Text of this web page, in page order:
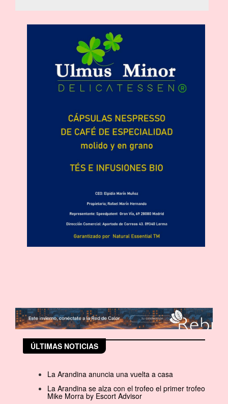
ÚLTIMAS NOTICIAS
La Arandina anuncia una vuelta a casa
La Arandina se alza con el trofeo el primer trofeo
Mike Morra by Escort Advisor